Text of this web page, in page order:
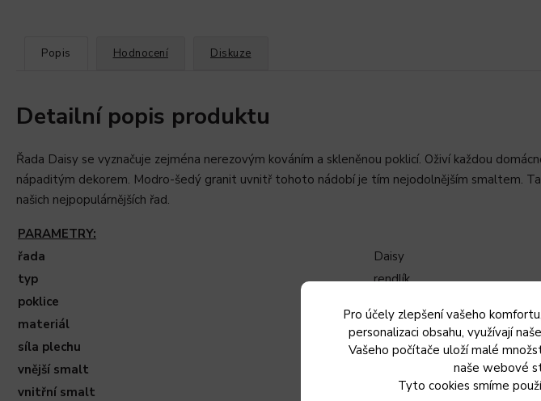
Pro účely zlepšení vašeho
personalizaci obsahu, využívají
Vašeho počítače uloží malé
naše webové
Tyto cookies smíme
Popis Hodnocení Diskuze
Detailní popis produktu
Řada Daisy se vyznačuje zejména nerezovým kováním a skleněnou poklicí. Oživí každou
nápaditým dekorem. Modro-šedý granit uvnitř tohoto nádobí je tím nejodolnějším smaltem.
našich nejpopulárnějších řad.
PARAMETRY:
řada
Daisy
typ
rendlík
poklice
materiál
smaltovaný ocelový plech
síla plechu
1,0 mm
vnější smalt
vnitřní smalt
šedo-modrý